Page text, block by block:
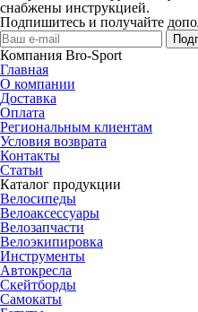
снабжены инструкцией.
Подпишитесь и получайте
Компания Bro-Sport
Главная
О компании
Доставка
Оплата
Региональным клиентам
Условия возврата
Контакты
Статьи
Каталог продукции
Велосипеды
Велоаксессуары
Велозапчасти
Велоэкипировка
Инструменты
Автокресла
Скейтборды
Самокаты